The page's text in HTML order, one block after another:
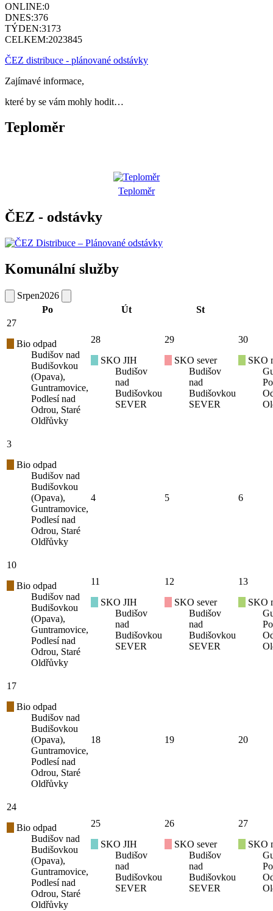
ONLINE:0
DNES:376
TÝDEN:3173
CELKEM:2023845
ČEZ distribuce - plánované odstávky
Zajímavé informace,
které by se vám mohly hodit…
Teploměr
Teploměr
ČEZ - odstávky
Komunální služby
Srpen2026
Po
Út
St
27
Bio odpad
Budišov nad
Budišovkou
(Opava),
Guntramovice,
Podlesí nad
Odrou, Staré
Oldřůvky
28
SKO JIH
Budišov
nad
Budišovkou
SEVER
29
SKO sever
Budišov
nad
Budišovkou
SEVER
30
SKO
3
Bio odpad
Budišov nad
Budišovkou
(Opava),
Guntramovice,
Podlesí nad
Odrou, Staré
Oldřůvky
4 5 6
10
Bio odpad
Budišov nad
Budišovkou
(Opava),
Guntramovice,
Podlesí nad
Odrou, Staré
Oldřůvky
11
SKO JIH
Budišov
nad
Budišovkou
SEVER
12
SKO sever
Budišov
nad
Budišovkou
SEVER
13
SKO
17
Bio odpad
Budišov nad
Budišovkou
(Opava),
Guntramovice,
Podlesí nad
Odrou, Staré
Oldřůvky
18 19 20
24
Bio odpad
Budišov nad
Budišovkou
(Opava),
Guntramovice,
Podlesí nad
Odrou, Staré
Oldřůvky
25
SKO JIH
Budišov
nad
Budišovkou
SEVER
26
SKO sever
Budišov
nad
Budišovkou
SEVER
27
SKO